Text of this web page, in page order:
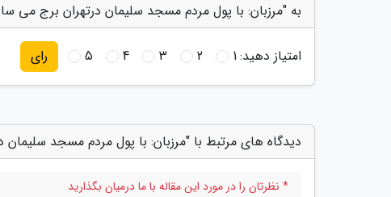
به "مرزبان: با پول مردم مسجد سلیمان درتهران برج می
امتیاز دهید:1
2
3
4
5 رای
دیدگاه های مرتبط با "مرزبان: با پول مردم مسجد سلیمان
* نظرتان را در مورد این مقاله با ما درمیان بگذارید